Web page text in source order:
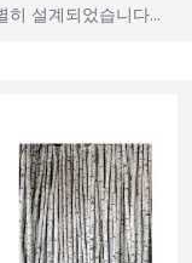
히 설계되었습니다…